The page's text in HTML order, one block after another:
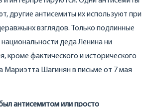
другие антисемиты их используют при
взглядов. Только подлинные
деда Ленина ни
кроме фактического и исторического
Мариэтта Шагинян в письме от 7 мая
антисемитом или просто